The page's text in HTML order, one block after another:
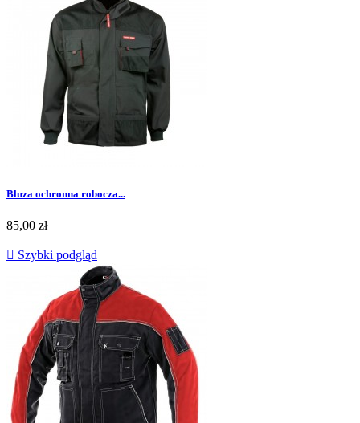
Bluza ochronna robocza...
Cena
85,00 zł
 Szybki podgląd